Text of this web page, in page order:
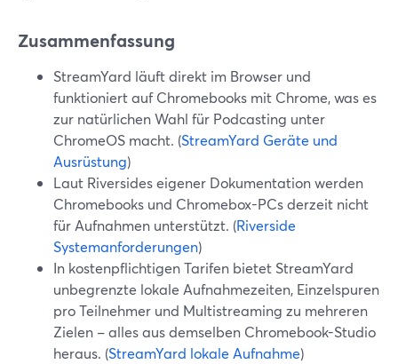
Zusammenfassung
StreamYard läuft direkt im Browser und
funktioniert auf Chromebooks mit Chrome, was es
zur natürlichen Wahl für Podcasting unter
ChromeOS macht. (StreamYard Geräte und
Ausrüstung)
Laut Riversides eigener Dokumentation werden
Chromebooks und Chromebox-PCs derzeit nicht
für Aufnahmen unterstützt. (Riverside
Systemanforderungen)
In kostenpflichtigen Tarifen bietet StreamYard
unbegrenzte lokale Aufnahmezeiten, Einzelspuren
pro Teilnehmer und Multistreaming zu mehreren
Zielen – alles aus demselben Chromebook-Studio
heraus. (StreamYard lokale Aufnahme)